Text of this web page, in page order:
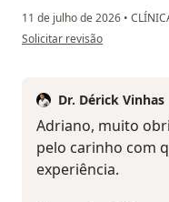
11 de julho de 2026 •
na opinião do utilizador
Solicitar revisão
Dr. Dérick Vinhas
Adriano, muito
pelo carinho com
experiência.